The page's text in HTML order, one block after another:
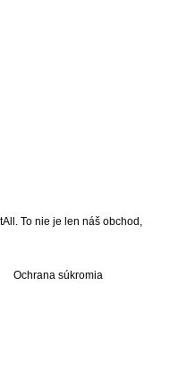
To nie je len náš obchod,
Ochrana súkromia